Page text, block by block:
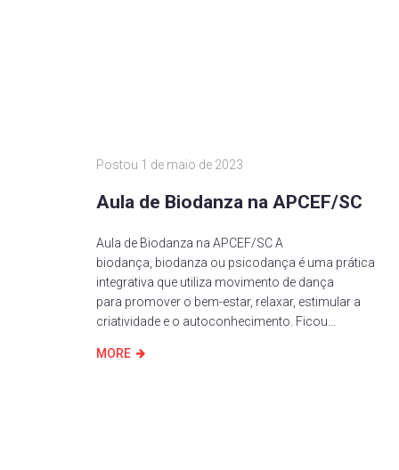
Postou 1 de maio de 2023
Aula de Biodanza na APCEF/SC
Aula de Biodanza na APCEF/SC A
biodança, biodanza ou psicodança é uma prática
integrativa que utiliza movimento de dança
para promover o bem-estar, relaxar, estimular a
criatividade e o autoconhecimento. Ficou...
MORE